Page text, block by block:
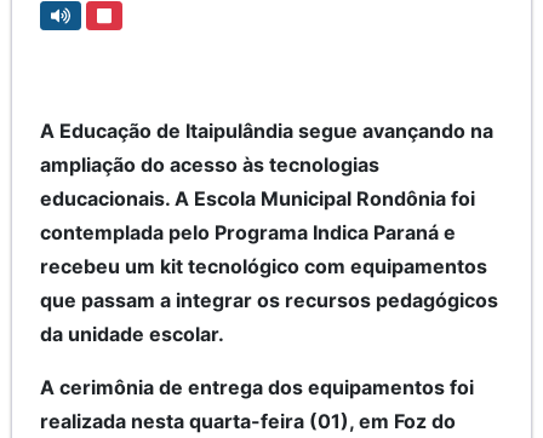
A Educação de Itaipulândia segue avançando na
ampliação do acesso às tecnologias
educacionais. A Escola Municipal Rondônia foi
contemplada pelo Programa Indica Paraná e
recebeu um kit tecnológico com equipamentos
que passam a integrar os recursos pedagógicos
da unidade escolar.
A cerimônia de entrega dos equipamentos foi
realizada nesta quarta-feira (01), em Foz do